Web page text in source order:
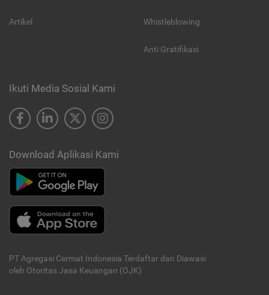
Artikel Whistleblowing
Anti Gratifikasi
Ikuti Media Sosial Kami
Download Aplikasi Kami
PT Agregasi Cermat Indonesia Terdaftar dan Diawasi
oleh Otoritas Jasa Keuangan (OJK)